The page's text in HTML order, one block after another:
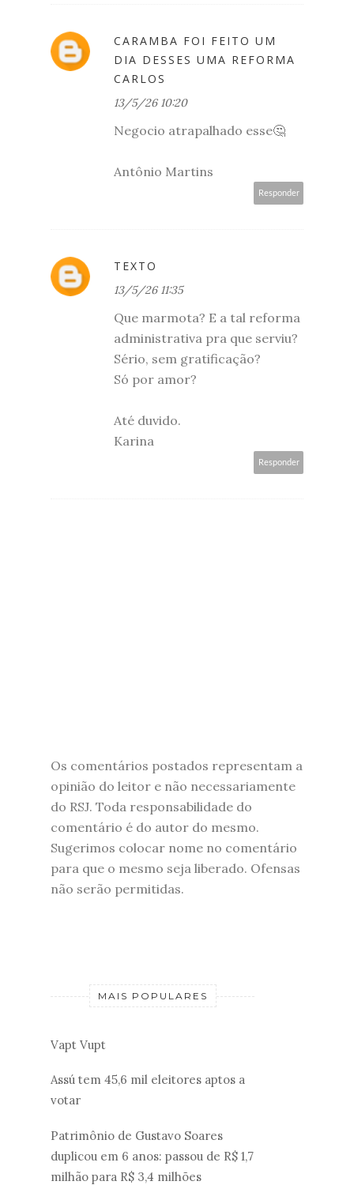
CARAMBA FOI FEITO UM
DIA DESSES UMA REFORMA
CARLOS
13/5/26 10:20
Negocio atrapalhado esse🤔
Antônio Martins
Responder
TEXTO
13/5/26 11:35
Que marmota? E a tal reforma
administrativa pra que serviu?
Sério, sem gratificação?
Só por amor?
Até duvido.
Karina
Responder
Os comentários postados representam a
opinião do leitor e não necessariamente
do RSJ. Toda responsabilidade do
comentário é do autor do mesmo.
Sugerimos colocar nome no comentário
para que o mesmo seja liberado. Ofensas
não serão permitidas.
MAIS POPULARES
Vapt Vupt
Assú tem 45,6 mil eleitores aptos a
votar
Patrimônio de Gustavo Soares
duplicou em 6 anos: passou de R$ 1,7
milhão para R$ 3,4 milhões